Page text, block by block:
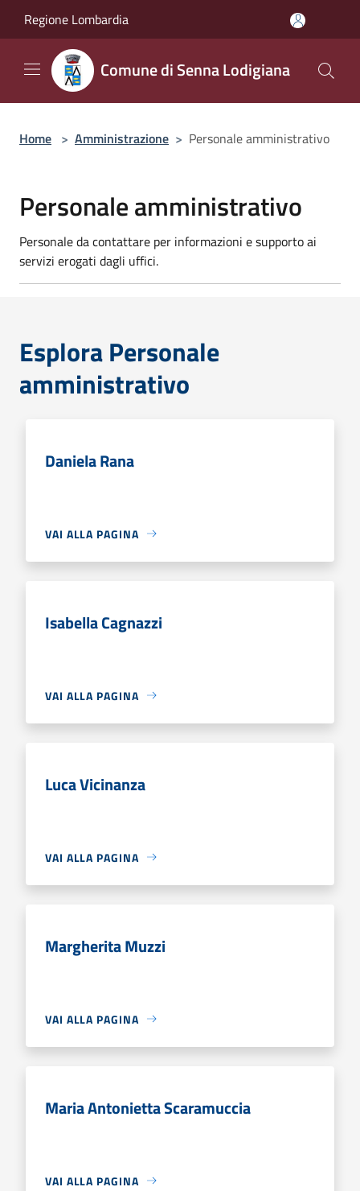
Regione Lombardia
Comune di Senna Lodigiana
Home > Amministrazione > Personale amministrativo
Personale amministrativo
Personale da contattare per informazioni e supporto ai
servizi erogati dagli uffici.
Esplora Personale
amministrativo
Daniela Rana
VAI ALLA PAGINA
Isabella Cagnazzi
VAI ALLA PAGINA
Luca Vicinanza
VAI ALLA PAGINA
Margherita Muzzi
VAI ALLA PAGINA
Maria Antonietta Scaramuccia
VAI ALLA PAGINA